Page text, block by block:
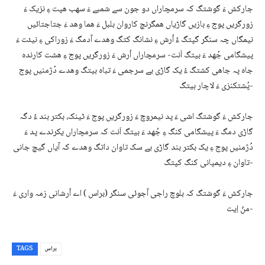
جارکش ءَ گوشتگ کہ سرمچاراں دو جون سے شمبے ءَ سھب ھپت ءِ نزیک ءَ
زورگریں پوج ءِ بازیں گاڑیاں ھمگرنچ کاروان بلبل ءَ ھما وھد ءَ جتاجتائیں
نیمگاں چہ سنگر گپتگ ءُ اُرش ءِ نشانگ کتگ وھدے آدمگ ءَ زوراکی ءِ نیئت ءَ
پیشگامی جُھد ءَ بیتگ اَنت- سرمچاراں اُرش ءَ زورگریں پوج ءِ ھشت کارندہ
جاہ پہ جاھی کشتگ ءُ یک گاڑی یے سرجمی ءَ تباہ بیتگ وھدے دُژمنیں پوج
پُشتکنزی ءَ لاچار بیتگ-
جارکش ءَ گوشتگ اشی ءَ پد نیمروچ ءَ زورگریں پوج ءَ ٹینک، بکتر بند ءُ دگہ
گاڑی دمگ ءَ پیشگامی کنگ ءِ جُھد ءَ بیتگ اَنت کہ سرمچاراں یکرندے پد ءَ
دُژمنیں پوج ءِ یک بکتر بند گاڑی یے سک تاوان داتگ وھدے کہ آیاں گیچ جانی
تاوان ءِ دیمپانی کنگ کپتگ-
جارکش ءَ گوشتگ کہ بلوچ راجی آجوئی سنگر (براس ) اے اُرشانی زمہ واری ءَ
منّ اِیت-
TAGS براس